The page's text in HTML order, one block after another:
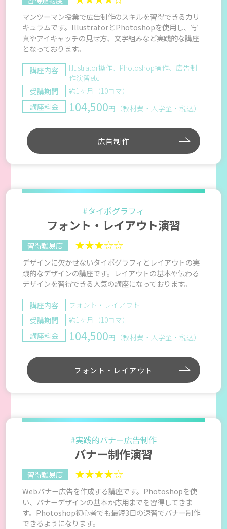
マンツーマン授業で広告制作のスキルを習得できるカリ
キュラムです。IllustratorとPhotoshopを使用し、写
真やアイキャッチの見せ方、文字組みなど実践的な講座
となっております。
講座内容
Illustrator操作、Photoshop操作、広告制
作演習etc
受講期間 約1ヶ月（10コマ）
講座料金 104,500円（教材費・入学金・税込）
広告制作
#タイポグラフィ
フォント・レイアウト演習
習得難易度 ★★★☆☆
デザインに欠かせないタイポグラフィとレイアウトの実
践的なデザインの講座です。レイアウトの基本や伝わる
デザインを習得できる人気の講座になっております。
講座内容
フォント・レイアウト
受講期間 約1ヶ月（10コマ）
講座料金 104,500円（教材費・入学金・税込）
フォント・レイアウト
#実践的バナー広告制作
バナー制作演習
習得難易度 ★★★★☆
Webバナー広告を作成する講座です。Photoshopを使
い、バナーデザインの基本か応用までを習得してきま
す。Photoshop初心者でも最短3日の速習でバナー制作
できるようになります。